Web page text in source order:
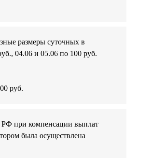
размеры суточных в
04.06 и 05.06 по 100 руб.
руб.
РФ при компенсации выплат
была осуществлена